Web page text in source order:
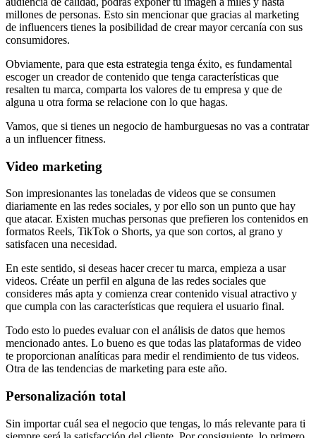
millones de personas. Esto sin mencionar que gracias al marketing
de influencers tienes la posibilidad de crear mayor cercanía con sus
consumidores.
Obviamente, para que esta estrategia tenga éxito, es fundamental
escoger un creador de contenido que tenga características que
resalten tu marca, comparta los valores de tu empresa y que de
alguna u otra forma se relacione con lo que hagas.
Vamos, que si tienes un negocio de hamburguesas no vas a contratar
a un influencer fitness.
Video marketing
Son impresionantes las toneladas de videos que se consumen
diariamente en las redes sociales, y por ello son un punto que hay
que atacar. Existen muchas personas que prefieren los contenidos en
formatos Reels, TikTok o Shorts, ya que son cortos, al grano y
satisfacen una necesidad.
En este sentido, si deseas hacer crecer tu marca, empieza a usar
videos. Créate un perfil en alguna de las redes sociales que
consideres más apta y comienza crear contenido visual atractivo y
que cumpla con las características que requiera el usuario final.
Todo esto lo puedes evaluar con el análisis de datos que hemos
mencionado antes. Lo bueno es que todas las plataformas de video
te proporcionan analíticas para medir el rendimiento de tus videos.
Otra de las tendencias de marketing para este año.
Personalización total
Sin importar cuál sea el negocio que tengas, lo más relevante para ti